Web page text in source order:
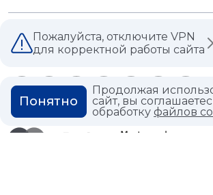
Политика конфиденциальности
Политика использования cookies
Пожалуйста, отключите VPN
для корректной работы сайта
Продолжая
сайт, вы
обработкуфайлов
Понятно